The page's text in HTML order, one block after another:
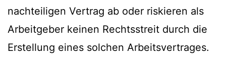
nachteiligen Vertrag ab oder riskieren als
Arbeitgeber keinen Rechtsstreit durch die
Erstellung eines solchen Arbeitsvertrages.